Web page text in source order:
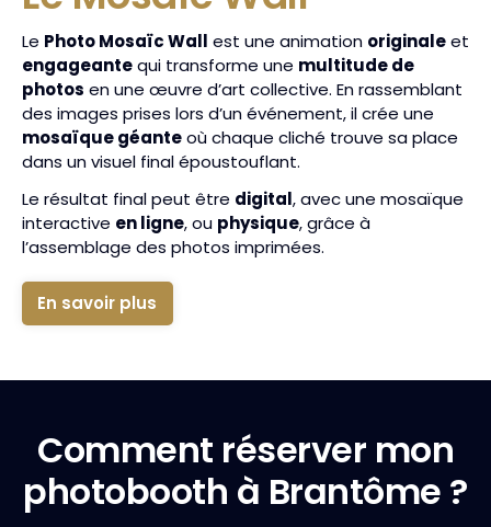
Le Photo Mosaïc Wall est une animation originaleet
engageantequi transforme une multitude de
photos en une œuvre d’art collective. En rassemblant
des images prises lors d’un événement, il crée une
mosaïque géanteoù chaque cliché trouve sa place
dans un visuel final époustouflant.
Le résultat final peut être digital, avec une mosaïque
interactive en ligne, ou physique, grâce à
l’assemblage des photos imprimées.
En savoir plus
Comment réserver mon
photobooth à Brantôme ?